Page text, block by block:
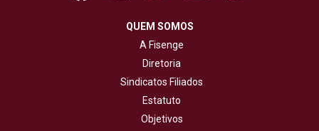
QUEM SOMOS
A Fisenge
Diretoria
Sindicatos Filiados
Estatuto
Objetivos